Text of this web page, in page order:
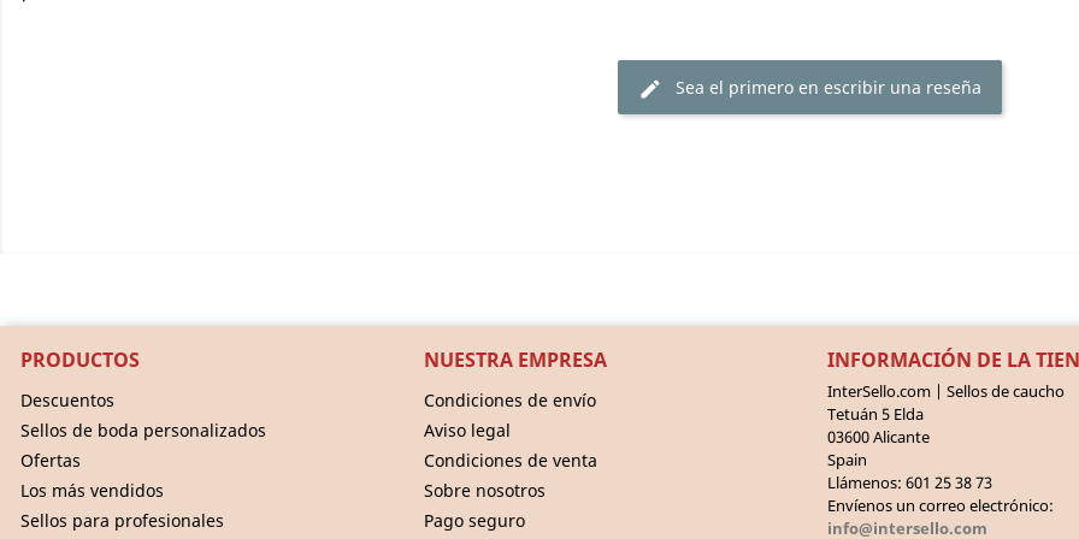
edit Sea el primero en escribir una reseña
PRODUCTOS
Descuentos
Sellos de boda personalizados
Ofertas
Los más vendidos
Sellos para profesionales
NUESTRA EMPRESA
Condiciones de envío
Aviso legal
Condiciones de venta
Sobre nosotros
Pago seguro
INFORMACIÓN DE LA
InterSello.com | Sellos de caucho
Tetuán 5 Elda
03600 Alicante
Spain
Llámenos: 601 25 38 73
Envíenos un correo electrónico:
info@intersello.com